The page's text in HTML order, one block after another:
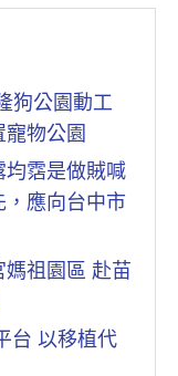
狗公園動工
物公園
霑是做賊喊
應向台中市
祖園區 赴苗
台 以移植代